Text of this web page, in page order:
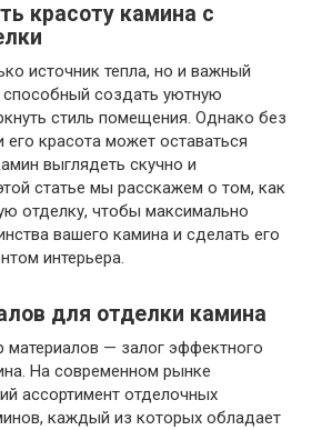
красоту камина с
источник тепла, но и важный
способный создать уютную
стиль помещения. Однако без
его красота может оставаться
выглядеть скучно и
статье мы расскажем о том, как
отделку, чтобы максимально
вашего камина и сделать его
интерьера.
для отделки камина
— залог эффектного
На современном рынке
ассортимент отделочных
каждый из которых обладает